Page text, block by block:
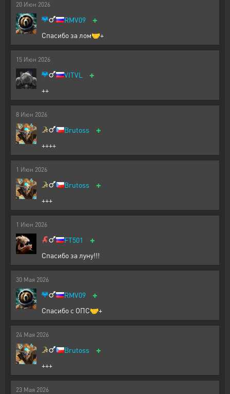
20 Июн 2026
RMV09 +
Спасибо за лом🤝+
15 Июн 2026
VITVL +
++
8 Июн 2026
Brutoss +
++++
1 Июн 2026
Brutoss +
+++
1 Июн 2026
FT501 +
Спасибо за луну!!!
30 Мая 2026
RMV09 +
Спасибо с ОПС🤝+
24 Мая 2026
Brutoss +
+++
23 Мая 2026